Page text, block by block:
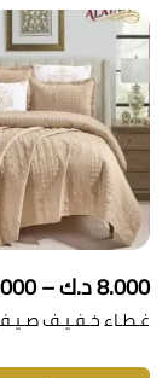
8.000د.ك–
غـطـاء خـفـيـف